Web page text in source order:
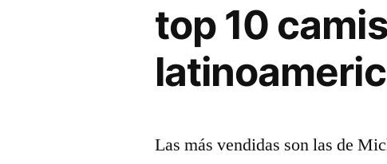
top 10
Las más vendidas son las de